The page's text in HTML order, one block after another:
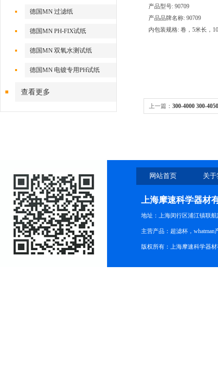
测试条
德国MN 过滤纸
德国MN PH-FIX试纸
德国MN 双氧水测试纸
德国MN 电镀专用PH试纸
查看更多
产品型号: 90709
产品品牌名称: 90709
内包装规格: 卷，5米长，
上一篇： 300-4000 300-
网站首页 关
上海摩速科学器材
地址：上海闵行区浦江镇联航
主营产品：超滤杯，
版权所有：上海摩速科学器